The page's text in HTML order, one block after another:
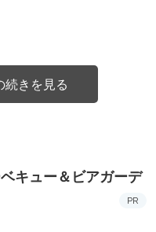
続きを見る
キュー＆ビアガーデ
PR